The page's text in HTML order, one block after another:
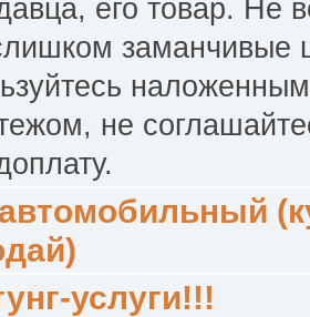
его товар. Не
заманчивые
наложенным
не
услуги!!!